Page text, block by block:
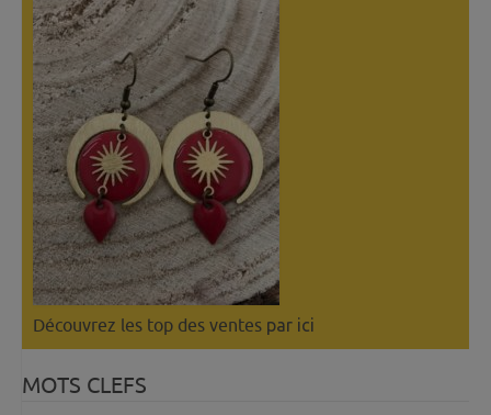
Découvrez les top des ventes par ici
MOTS CLEFS